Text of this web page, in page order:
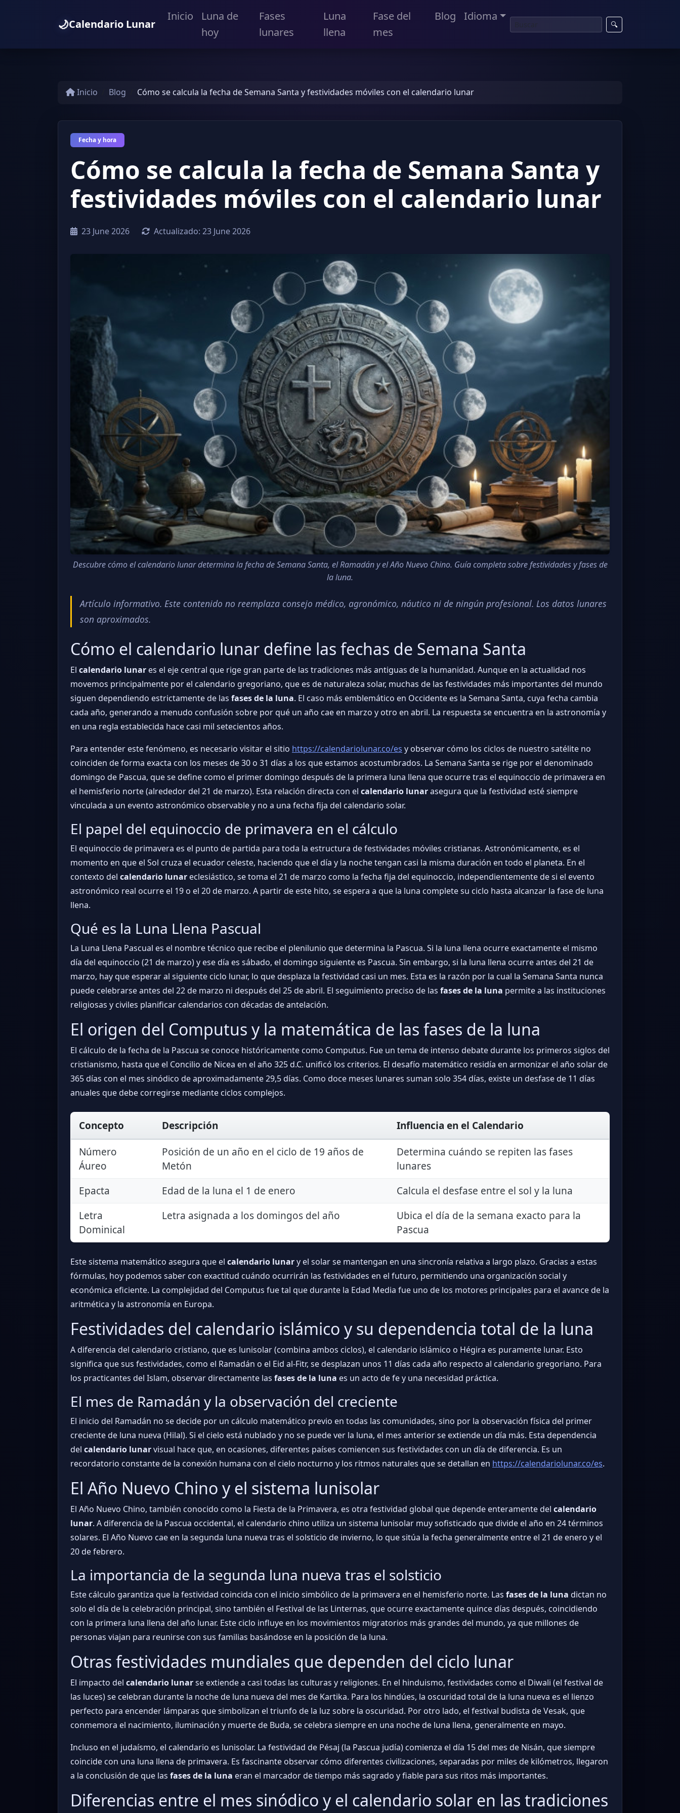
🌙Calendario Lunar
Inicio
Luna de
hoy
Fases
lunares
Luna
llena
Fase del
mes
Blog Idioma
🔍
Inicio Blog Cómo se calcula la fecha de Semana Santa y festividades móviles con el calendario lunar
Fecha y hora
Cómo se calcula la fecha de Semana Santa y
festividades móviles con el calendario lunar
23 June 2026 Actualizado: 23 June 2026
Descubre cómo el calendario lunar determina la fecha de Semana Santa, el Ramadán y el Año Nuevo Chino. Guía completa sobre festividades y fases de
la luna.
Artículo informativo. Este contenido no reemplaza consejo médico, agronómico, náutico ni de ningún profesional. Los datos lunares
son aproximados.
Cómo el calendario lunar define las fechas de Semana Santa
El calendario lunar es el eje central que rige gran parte de las tradiciones más antiguas de la humanidad. Aunque en la actualidad nos
movemos principalmente por el calendario gregoriano, que es de naturaleza solar, muchas de las festividades más importantes del mundo
siguen dependiendo estrictamente de las fases de la luna. El caso más emblemático en Occidente es la Semana Santa, cuya fecha cambia
cada año, generando a menudo confusión sobre por qué un año cae en marzo y otro en abril. La respuesta se encuentra en la astronomía y
en una regla establecida hace casi mil setecientos años.
Para entender este fenómeno, es necesario visitar el sitio https://calendariolunar.co/es y observar cómo los ciclos de nuestro satélite no
coinciden de forma exacta con los meses de 30 o 31 días a los que estamos acostumbrados. La Semana Santa se rige por el denominado
domingo de Pascua, que se define como el primer domingo después de la primera luna llena que ocurre tras el equinoccio de primavera en
el hemisferio norte (alrededor del 21 de marzo). Esta relación directa con el calendario lunarasegura que la festividad esté siempre
vinculada a un evento astronómico observable y no a una fecha fija del calendario solar.
El papel del equinoccio de primavera en el cálculo
El equinoccio de primavera es el punto de partida para toda la estructura de festividades móviles cristianas. Astronómicamente, es el
momento en que el Sol cruza el ecuador celeste, haciendo que el día y la noche tengan casi la misma duración en todo el planeta. En el
contexto del calendario lunar eclesiástico, se toma el 21 de marzo como la fecha fija del equinoccio, independientemente de si el evento
astronómico real ocurre el 19 o el 20 de marzo. A partir de este hito, se espera a que la luna complete su ciclo hasta alcanzar la fase de luna
llena.
Qué es la Luna Llena Pascual
La Luna Llena Pascual es el nombre técnico que recibe el plenilunio que determina la Pascua. Si la luna llena ocurre exactamente el mismo
día del equinoccio (21 de marzo) y ese día es sábado, el domingo siguiente es Pascua. Sin embargo, si la luna llena ocurre antes del 21 de
marzo, hay que esperar al siguiente ciclo lunar, lo que desplaza la festividad casi un mes. Esta es la razón por la cual la Semana Santa nunca
puede celebrarse antes del 22 de marzo ni después del 25 de abril. El seguimiento preciso de las fases de la luna permite a las instituciones
religiosas y civiles planificar calendarios con décadas de antelación.
El origen del Computus y la matemática de las fases de la luna
El cálculo de la fecha de la Pascua se conoce históricamente como Computus. Fue un tema de intenso debate durante los primeros siglos del
cristianismo, hasta que el Concilio de Nicea en el año 325 d.C. unificó los criterios. El desafío matemático residía en armonizar el año solar de
365 días con el mes sinódico de aproximadamente 29,5 días. Como doce meses lunares suman solo 354 días, existe un desfase de 11 días
anuales que debe corregirse mediante ciclos complejos.
Concepto Descripción
Influencia en el Calendario
Número
Áureo
Posición de un año en el ciclo de 19 años de
Metón
Determina cuándo se repiten las fases
lunares
Epacta
Edad de la luna el 1 de enero
Calcula el desfase entre el sol y la luna
Letra
Dominical
Letra asignada a los domingos del año
Ubica el día de la semana exacto para la
Pascua
Este sistema matemático asegura que el calendario lunary el solar se mantengan en una sincronía relativa a largo plazo. Gracias a estas
fórmulas, hoy podemos saber con exactitud cuándo ocurrirán las festividades en el futuro, permitiendo una organización social y
económica eficiente. La complejidad del Computus fue tal que durante la Edad Media fue uno de los motores principales para el avance de la
aritmética y la astronomía en Europa.
Festividades del calendario islámico y su dependencia total de la luna
A diferencia del calendario cristiano, que es lunisolar (combina ambos ciclos), el calendario islámico o Hégira es puramente lunar. Esto
significa que sus festividades, como el Ramadán o el Eid al-Fitr, se desplazan unos 11 días cada año respecto al calendario gregoriano. Para
los practicantes del Islam, observar directamente las fases de la luna es un acto de fe y una necesidad práctica.
El mes de Ramadán y la observación del creciente
El inicio del Ramadán no se decide por un cálculo matemático previo en todas las comunidades, sino por la observación física del primer
creciente de luna nueva (Hilal). Si el cielo está nublado y no se puede ver la luna, el mes anterior se extiende un día más. Esta dependencia
del calendario lunarvisual hace que, en ocasiones, diferentes países comiencen sus festividades con un día de diferencia. Es un
recordatorio constante de la conexión humana con el cielo nocturno y los ritmos naturales que se detallan en https://calendariolunar.co/es.
El Año Nuevo Chino y el sistema lunisolar
El Año Nuevo Chino, también conocido como la Fiesta de la Primavera, es otra festividad global que depende enteramente del calendario
lunar. A diferencia de la Pascua occidental, el calendario chino utiliza un sistema lunisolar muy sofisticado que divide el año en 24 términos
solares. El Año Nuevo cae en la segunda luna nueva tras el solsticio de invierno, lo que sitúa la fecha generalmente entre el 21 de enero y el
20 de febrero.
La importancia de la segunda luna nueva tras el solsticio
Este cálculo garantiza que la festividad coincida con el inicio simbólico de la primavera en el hemisferio norte. Las fases de la luna dictan no
solo el día de la celebración principal, sino también el Festival de las Linternas, que ocurre exactamente quince días después, coincidiendo
con la primera luna llena del año lunar. Este ciclo influye en los movimientos migratorios más grandes del mundo, ya que millones de
personas viajan para reunirse con sus familias basándose en la posición de la luna.
Otras festividades mundiales que dependen del ciclo lunar
El impacto del calendario lunarse extiende a casi todas las culturas y religiones. En el hinduismo, festividades como el Diwali (el festival de
las luces) se celebran durante la noche de luna nueva del mes de Kartika. Para los hindúes, la oscuridad total de la luna nueva es el lienzo
perfecto para encender lámparas que simbolizan el triunfo de la luz sobre la oscuridad. Por otro lado, el festival budista de Vesak, que
conmemora el nacimiento, iluminación y muerte de Buda, se celebra siempre en una noche de luna llena, generalmente en mayo.
Incluso en el judaísmo, el calendario es lunisolar. La festividad de Pésaj (la Pascua judía) comienza el día 15 del mes de Nisán, que siempre
coincide con una luna llena de primavera. Es fascinante observar cómo diferentes civilizaciones, separadas por miles de kilómetros, llegaron
a la conclusión de que las fases de la luna eran el marcador de tiempo más sagrado y fiable para sus ritos más importantes.
Diferencias entre el mes sinódico y el calendario solar en las tradiciones